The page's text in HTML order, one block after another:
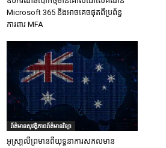
Microsoft 365 និងអាចគេចផុតពីប្រព័ន្ធ
ការពារ MFA
ព័ត៌មានសុវត្ថិភាពព័ត៌មានវិទ្យា
អូស្រា្តលីព្រមានពីយុទ្ធនាការសកលមាន